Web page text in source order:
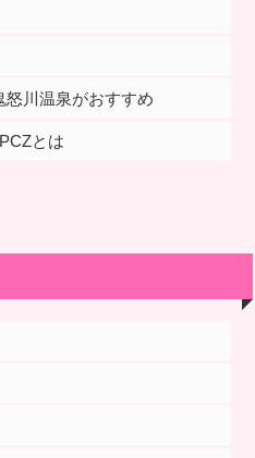
川温泉がおすすめ
とは